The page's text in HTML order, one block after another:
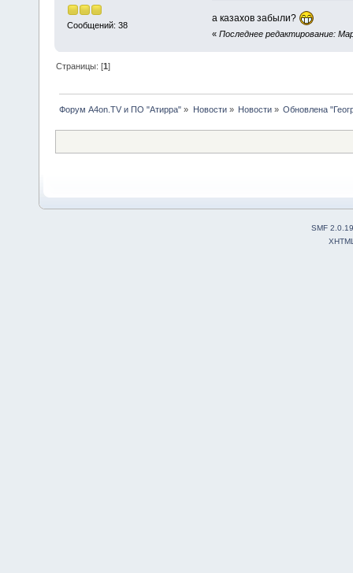
Сообщений: 38
а казахов забыли?
« Последнее редактирование:
Страницы: [1]
Форум A4on.TV и ПО "Атирра" » Новости» Новости» Обновлена
SMF 2.0.19